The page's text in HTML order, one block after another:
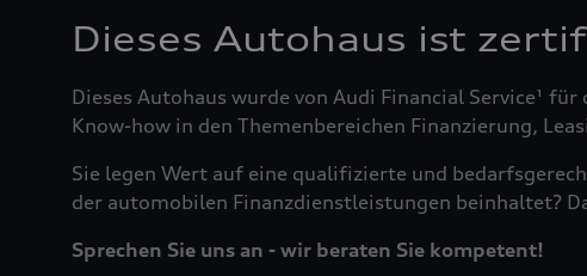
Dieses Autohaus ist
Dieses Autohaus wurde von Audi Financial Service¹
Know-how in den Themenbereichen Finanzierung,
Sie legen Wert auf eine qualifizierte und
der automobilen Finanzdienstleistungen beinhaltet?
Sprechen Sie uns an - wir beraten Sie kompetent!